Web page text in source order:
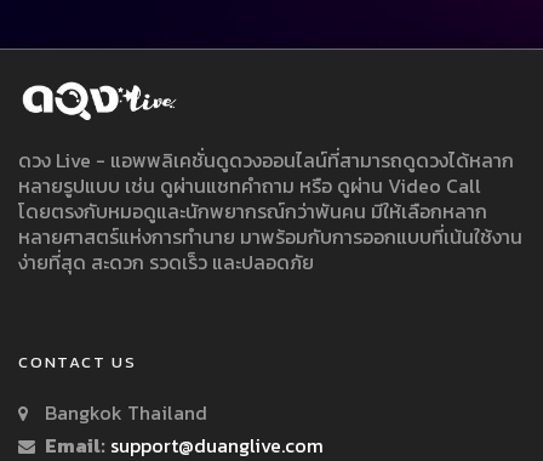
ดวง Live - แอพพลิเคชั่นดูดวงออนไลน์ที่สามารถดูดวงได้หลาก
หลายรูปแบบ เช่น ดูผ่านแชทคำถาม หรือ ดูผ่าน Video Call
โดยตรงกับหมอดูและนักพยากรณ์กว่าพันคน มีให้เลือกหลาก
หลายศาสตร์แห่งการทำนาย มาพร้อมกับการออกแบบที่เน้นใช้งาน
ง่ายที่สุด สะดวก รวดเร็ว และปลอดภัย
CONTACT US
Bangkok Thailand
Email: support@duanglive.com